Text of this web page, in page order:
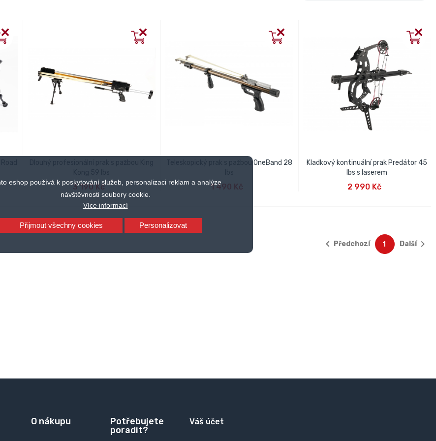
eshop používá k poskytování služeb, personalizaci reklam a analýze
návštěvnosti soubory cookie.
Více informací
Přijmout všechny cookies Personalizovat
3 190 Kč
PŘIDAT DO KOŠÍKU
Teleskopický prak s pažbou OneBand 28
1 490 Kč
PŘIDAT DO KOŠÍKU
Kladkový kontinuální prak Predátor 45
lbs s laserem
2 990 Kč
 Předchozí 1 Další
O nákupu
Potřebujete
poradit?
Váš účet